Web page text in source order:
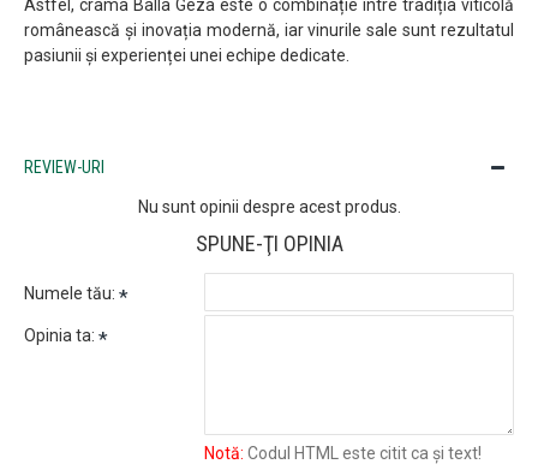
Astfel, crama Balla Géza este o combinație între tradiția viticolă
românească și inovația modernă, iar vinurile sale sunt rezultatul
pasiunii și experienței unei echipe dedicate.
REVIEW-URI
Nu sunt opinii despre acest produs.
SPUNE-ŢI OPINIA
Numele tău:
Opinia ta:
Notă: Codul HTML este citit ca şi text!